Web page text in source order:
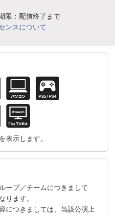
限：配信終了まで
ンスについて
表示します。
ープ／チームにつきまして
ります。
につきましては、当該公演上